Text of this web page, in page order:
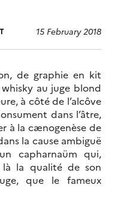
15 February 2018
de graphie en kit
au juge blond
à côté de l’alcôve
dans l’âtre,
à la cænogenèse de
la cause ambiguë
capharnaüm qui,
là la qualité de son
que le fameux